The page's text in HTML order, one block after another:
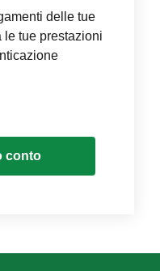
delle tue
le tue prestazioni
conto